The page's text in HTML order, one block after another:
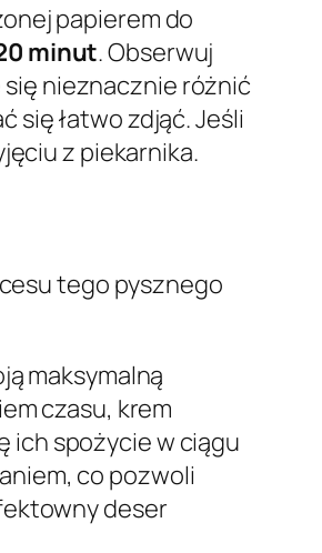
papierem do
minut. Obserwuj
nieznacznie różnić
się łatwo zdjąć. Jeśli
z piekarnika.
tego pysznego
maksymalną
czasu, krem
ich spożycie w ciągu
co pozwoli
deser